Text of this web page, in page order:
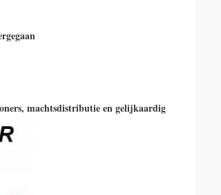
machtsdistributie en gelijkaardig